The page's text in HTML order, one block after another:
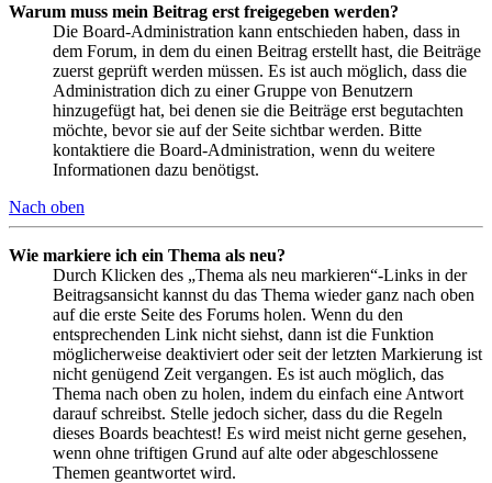
Warum muss mein Beitrag erst freigegeben werden?
Die Board-Administration kann entschieden haben, dass in
dem Forum, in dem du einen Beitrag erstellt hast, die Beiträge
zuerst geprüft werden müssen. Es ist auch möglich, dass die
Administration dich zu einer Gruppe von Benutzern
hinzugefügt hat, bei denen sie die Beiträge erst begutachten
möchte, bevor sie auf der Seite sichtbar werden. Bitte
kontaktiere die Board-Administration, wenn du weitere
Informationen dazu benötigst.
Nach oben
Wie markiere ich ein Thema als neu?
Durch Klicken des „Thema als neu markieren“-Links in der
Beitragsansicht kannst du das Thema wieder ganz nach oben
auf die erste Seite des Forums holen. Wenn du den
entsprechenden Link nicht siehst, dann ist die Funktion
möglicherweise deaktiviert oder seit der letzten Markierung ist
nicht genügend Zeit vergangen. Es ist auch möglich, das
Thema nach oben zu holen, indem du einfach eine Antwort
darauf schreibst. Stelle jedoch sicher, dass du die Regeln
dieses Boards beachtest! Es wird meist nicht gerne gesehen,
wenn ohne triftigen Grund auf alte oder abgeschlossene
Themen geantwortet wird.